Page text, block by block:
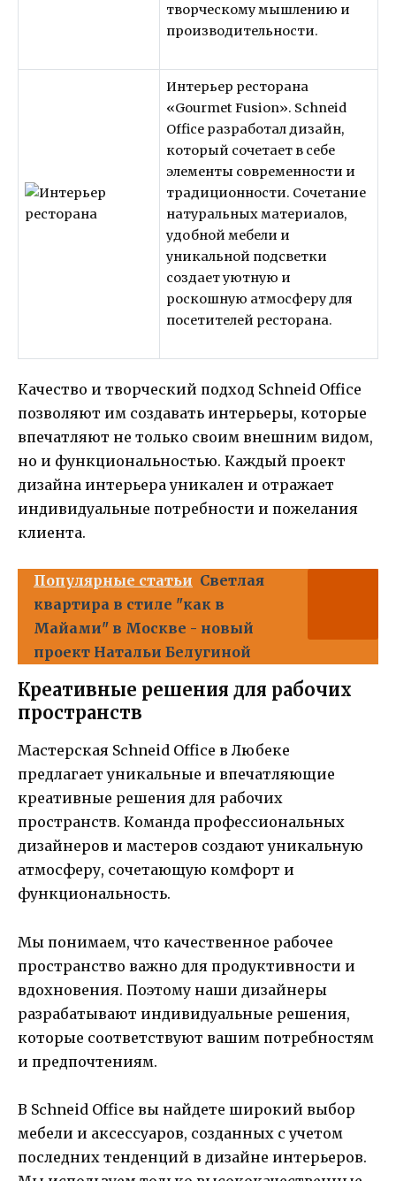
творческому мышлению и
производительности.
Интерьер ресторана
«Gourmet Fusion». Schneid
Office разработал дизайн,
который сочетает в себе
элементы современности и
традиционности. Сочетание
натуральных материалов,
удобной мебели и
уникальной подсветки
создает уютную и
роскошную атмосферу для
посетителей ресторана.
Качество и творческий подход Schneid Office
позволяют им создавать интерьеры, которые
впечатляют не только своим внешним видом,
но и функциональностью. Каждый проект
дизайна интерьера уникален и отражает
индивидуальные потребности и пожелания
клиента.
Популярные статьи Светлая
квартира в стиле "как в
Майами" в Москве - новый
проект Натальи Белугиной
Креативные решения для рабочих
пространств
Мастерская Schneid Office в Любеке
предлагает уникальные и впечатляющие
креативные решения для рабочих
пространств. Команда профессиональных
дизайнеров и мастеров создают уникальную
атмосферу, сочетающую комфорт и
функциональность.
Мы понимаем, что качественное рабочее
пространство важно для продуктивности и
вдохновения. Поэтому наши дизайнеры
разрабатывают индивидуальные решения,
которые соответствуют вашим потребностям
и предпочтениям.
В Schneid Office вы найдете широкий выбор
мебели и аксессуаров, созданных с учетом
последних тенденций в дизайне интерьеров.